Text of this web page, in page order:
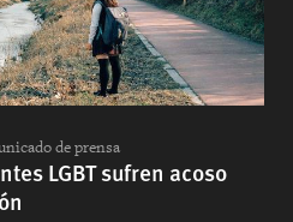
de prensa
LGBT sufren acoso